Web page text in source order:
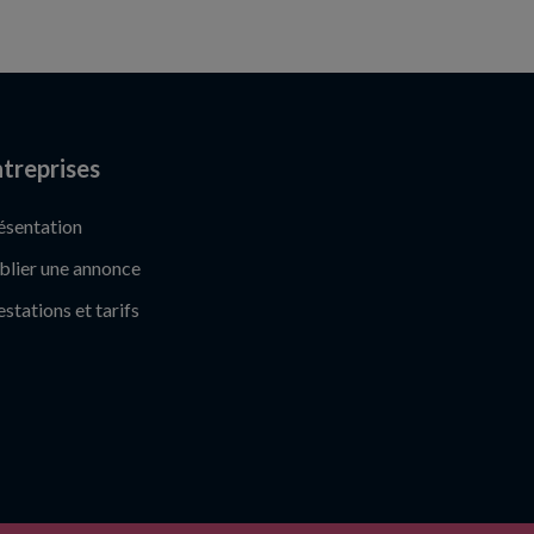
une annonce
et tarifs